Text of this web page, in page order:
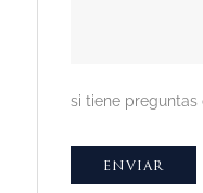
si tiene preguntas